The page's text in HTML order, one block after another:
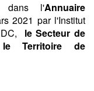
dans l'Annuaire
2021 par l'Institut
le Secteur de
Territoire de